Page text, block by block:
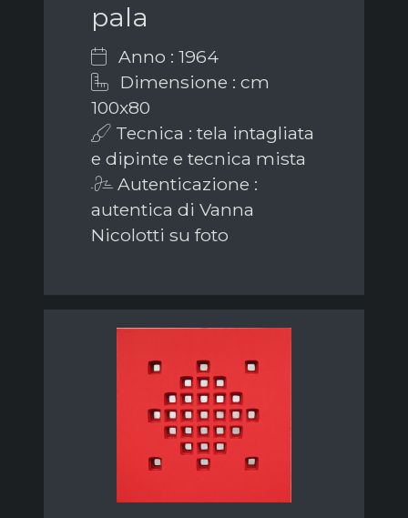
pala
Anno : 1964
Dimensione : cm
100x80
Tecnica : tela intagliata
e dipinte e tecnica mista
Autenticazione :
autentica di Vanna
Nicolotti su foto